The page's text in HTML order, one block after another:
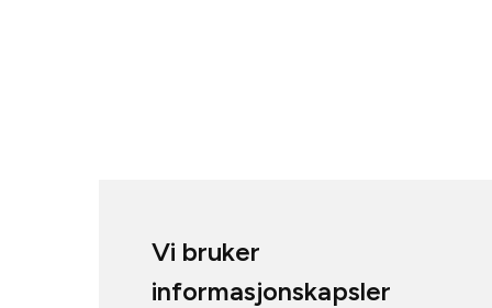
Vi bruker
informasjonskapsler